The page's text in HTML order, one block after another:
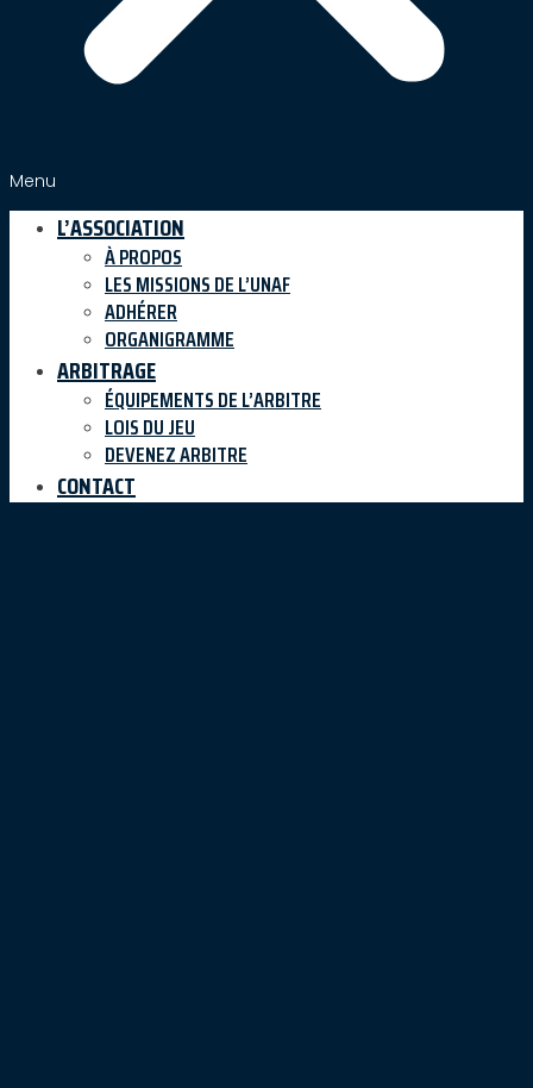
Menu
L’ASSOCIATION
À PROPOS
LES MISSIONS DE L’UNAF
ADHÉRER
ORGANIGRAMME
ARBITRAGE
ÉQUIPEMENTS DE L’ARBITRE
LOIS DU JEU
DEVENEZ ARBITRE
CONTACT